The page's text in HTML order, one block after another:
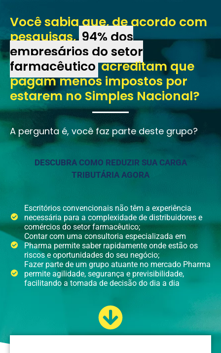
Você sabia que, de acordo com
pesquisas, 94% dos
empresários do setor
farmacêuticoacreditam que
pagam menos impostos por
estarem no Simples Nacional?
A pergunta é, você faz parte deste grupo?
DESCUBRA COMO REDUZIR SUA CARGA
TRIBUTÁRIA AGORA
Escritórios convencionais não têm a experiência
necessária para a complexidade de distribuidores e
comércios do setor farmacêutico;
Contar com uma consultoria especializada em
Pharma permite saber rapidamente onde estão os
riscos e oportunidades do seu negócio;
Fazer parte de um grupo atuante no mercado Pharma
permite agilidade, segurança e previsibilidade,
facilitando a tomada de decisão do dia a dia